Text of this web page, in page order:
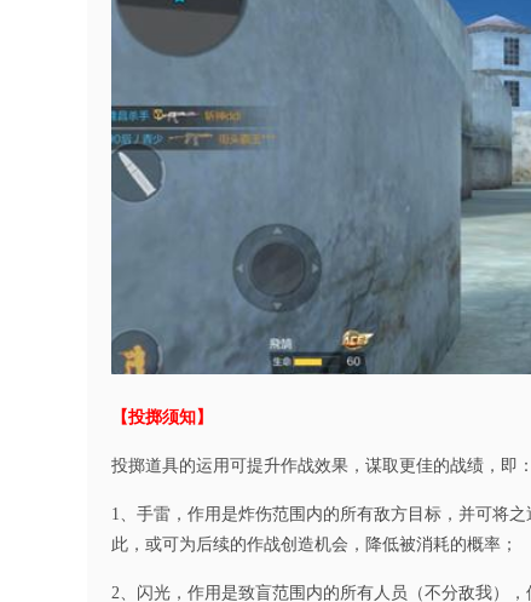
【投掷须知】
投掷道具的运用可提升作战效果，谋取更佳的战绩，即：
1、手雷，作用是炸伤范围内的所有敌方目标，并可将
此，或可为后续的作战创造机会，降低被消耗的概率；
2、闪光，作用是致盲范围内的所有人员（不分敌我）